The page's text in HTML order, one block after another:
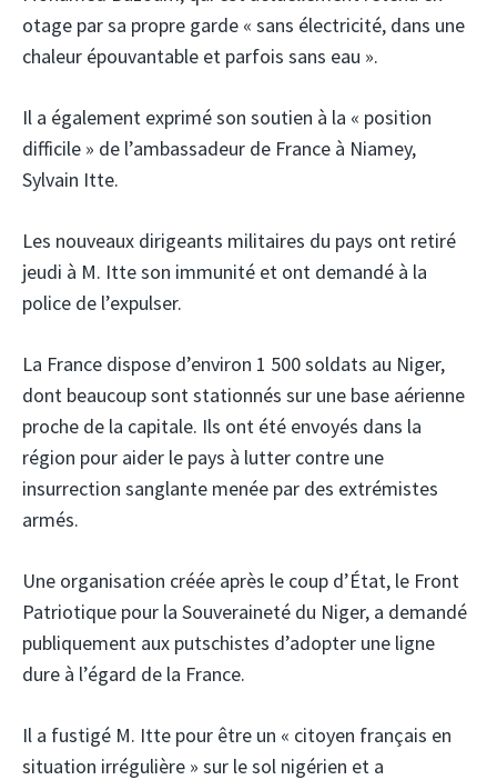
otage par sa propre garde « sans électricité, dans une
chaleur épouvantable et parfois sans eau ».
Il a également exprimé son soutien à la « position
difficile » de l’ambassadeur de France à Niamey,
Sylvain Itte.
Les nouveaux dirigeants militaires du pays ont retiré
jeudi à M. Itte son immunité et ont demandé à la
police de l’expulser.
La France dispose d’environ 1 500 soldats au Niger,
dont beaucoup sont stationnés sur une base aérienne
proche de la capitale. Ils ont été envoyés dans la
région pour aider le pays à lutter contre une
insurrection sanglante menée par des extrémistes
armés.
Une organisation créée après le coup d’État, le Front
Patriotique pour la Souveraineté du Niger, a demandé
publiquement aux putschistes d’adopter une ligne
dure à l’égard de la France.
Il a fustigé M. Itte pour être un « citoyen français en
situation irrégulière » sur le sol nigérien et a